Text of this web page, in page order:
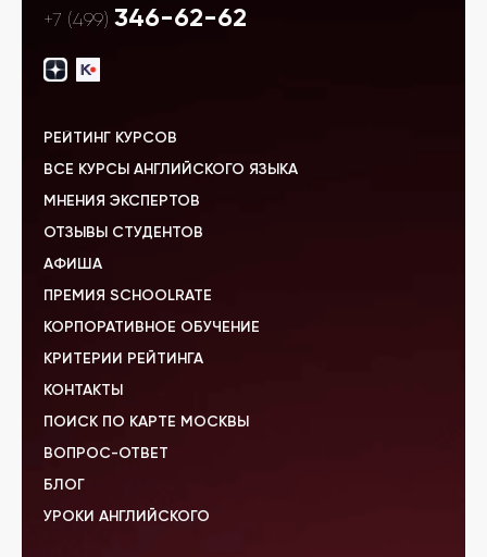
+7 (499) 346-62-62
РЕЙТИНГ КУРСОВ
ВСЕ КУРСЫ АНГЛИЙСКОГО ЯЗЫКА
МНЕНИЯ ЭКСПЕРТОВ
ОТЗЫВЫ СТУДЕНТОВ
АФИША
ПРЕМИЯ SCHOOLRATE
КОРПОРАТИВНОЕ ОБУЧЕНИЕ
КРИТЕРИИ РЕЙТИНГА
КОНТАКТЫ
ПОИСК ПО КАРТЕ МОСКВЫ
ВОПРОС-ОТВЕТ
БЛОГ
УРОКИ АНГЛИЙСКОГО